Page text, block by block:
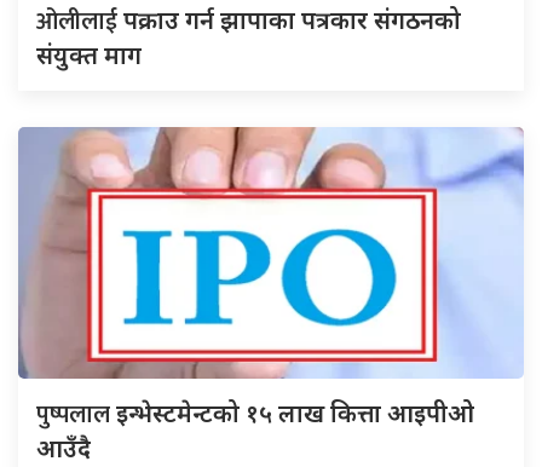
ओलीलाईपक्राउ गर्न झापाका पत्रकार संगठनको
संयुक्त माग
पुष्पलालइन्भेस्टमेन्टको १५ लाख कित्ता आइपीओ
आउँदै